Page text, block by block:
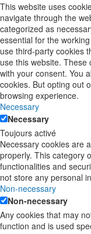
This website uses
navigate through the
categorized as
essential for the
use third-party cookies
use this website.
with your consent. You
cookies. But opting out
browsing experience.
Necessary
Necessary
Toujours activé
Necessary cookies are
properly. This category
functionalities and
not store any personal
Non-necessary
Non-necessary
Any cookies that may
function and is used